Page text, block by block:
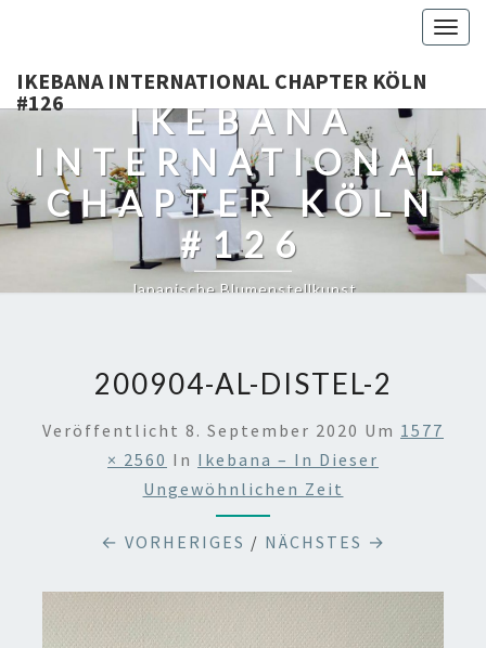
IKEBANA INTERNATIONAL CHAPTER KÖLN
#126
IKEBANA
INTERNATIONAL
CHAPTER KÖLN
#126
Japanische Blumenstellkunst
200904-AL-DISTEL-2
Veröffentlicht 8. September 2020 Um 1577
× 2560 In Ikebana – In Dieser
Ungewöhnlichen Zeit
← VORHERIGES / NÄCHSTES →